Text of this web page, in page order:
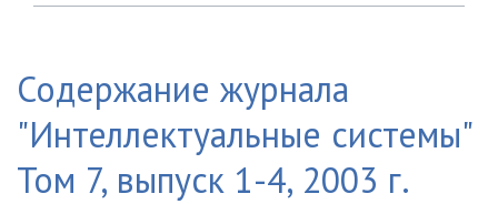
Содержание журнала
"Интеллектуальные системы"
Том 7, выпуск 1-4, 2003 г.